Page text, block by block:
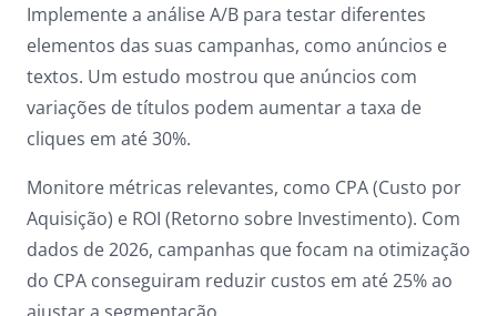
Implemente a análise A/B para testar diferentes
elementos das suas campanhas, como anúncios e
textos. Um estudo mostrou que anúncios com
variações de títulos podem aumentar a taxa de
cliques em até 30%.
Monitore métricas relevantes, como CPA (Custo por
Aquisição) e ROI (Retorno sobre Investimento). Com
dados de 2026, campanhas que focam na otimização
do CPA conseguiram reduzir custos em até 25% ao